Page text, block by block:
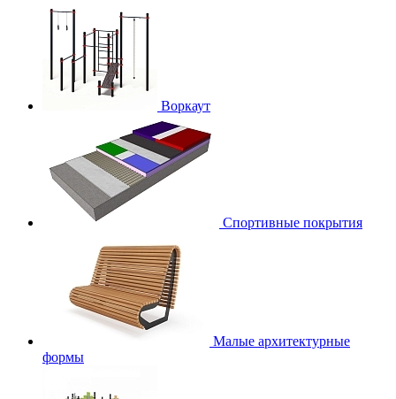
Воркаут
Спортивные покрытия
Малые архитектурные
формы